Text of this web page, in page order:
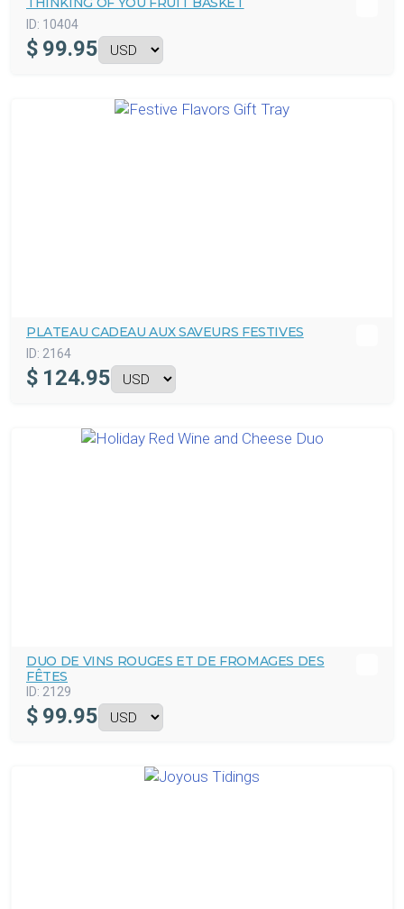
ID: 10404
$ 99.95
PLATEAU CADEAU AUX SAVEURS FESTIVES
ID: 2164
$ 124.95
DUO DE VINS ROUGES ET DE FROMAGES DES
FÊTES
ID: 2129
$ 99.95